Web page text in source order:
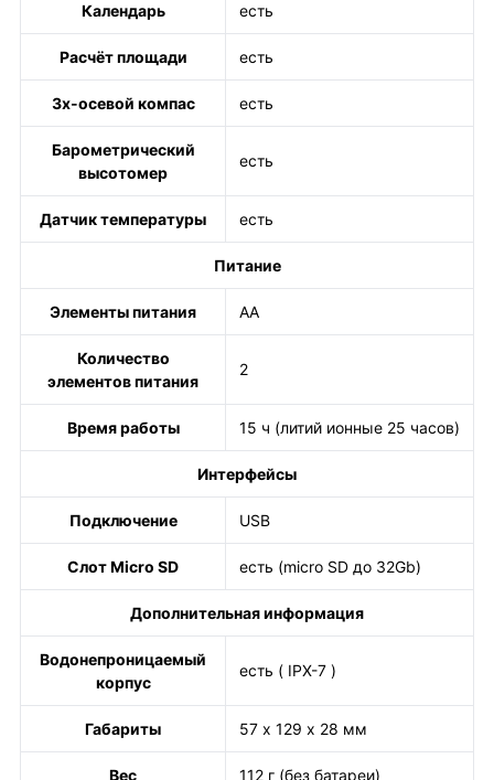
Календарь есть
Расчёт площади есть
3х-осевой компас есть
Барометрический
высотомер
есть
Датчик температуры есть
Питание
Элементы питания AA
Количество
элементов питания
2
Время работы 15 ч (литий ионные 25 часов)
Интерфейсы
Подключение USB
Слот Micro SD есть (micro SD до 32Gb)
Дополнительная информация
Водонепроницаемый
корпус
есть ( IPX-7 )
Габариты 57 х 129 х 28 мм
Вес 112 г (без батареи)